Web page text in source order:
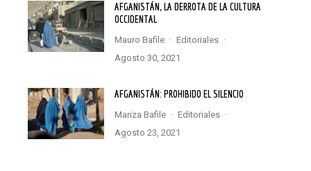
AFGANISTÁN, LA DERROTA DE LA CULTURA
OCCIDENTAL
Mauro Bafile · Editoriales ·
agosto 30, 2021
AFGANISTÁN: PROHIBIDO EL SILENCIO
Mariza Bafile · Editoriales ·
agosto 23, 2021